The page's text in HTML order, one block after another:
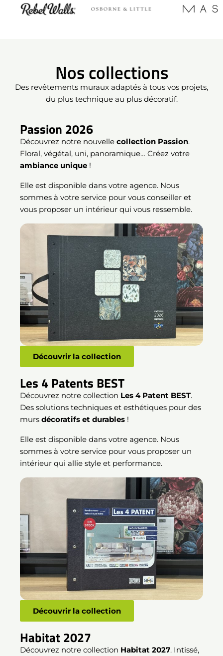
Nos collections
Des revêtements muraux adaptés à tous vos projets,
du plus technique au plus décoratif.
Passion 2026
Découvrez notre nouvelle collection Passion.
Floral, végétal, uni, panoramique… Créez votre
ambiance unique !
Elle est disponible dans votre agence. Nous
sommes à votre service pour vous conseiller et
vous proposer un intérieur qui vous ressemble.
Découvrir la collection
Les 4 Patents BEST
Découvrez notre collection Les 4 Patent BEST.
Des solutions techniques et esthétiques pour des
murs décoratifs et durables !
Elle est disponible dans votre agence. Nous
sommes à votre service pour vous proposer un
intérieur qui allie style et performance.
Découvrir la collection
Habitat 2027
Découvrez notre collection Habitat 2027. Intissé,